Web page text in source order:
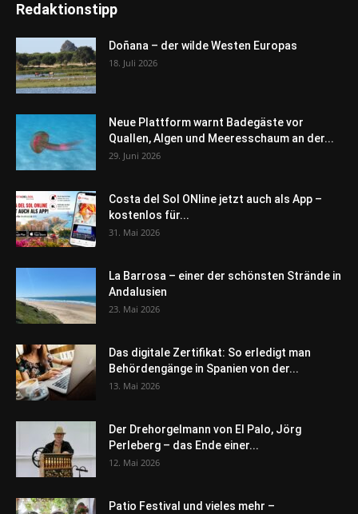
Redaktionstipp
Doñana – der wilde Westen Europas
18. Juli 2026
Neue Plattform warnt Badegäste vor
Quallen, Algen und Meeresschaum an der...
29. Juni 2026
Costa del Sol ONline jetzt auch als App –
kostenlos für...
31. Mai 2026
La Barrosa – einer der schönsten Strände in
Andalusien
23. Mai 2026
Das digitale Zertifikat: So erledigt man
Behördengänge in Spanien von der...
13. Mai 2026
Der Drehorgelmann von El Palo, Jörg
Perleberg – das Ende einer...
12. Mai 2026
Patio Festival und vieles mehr –